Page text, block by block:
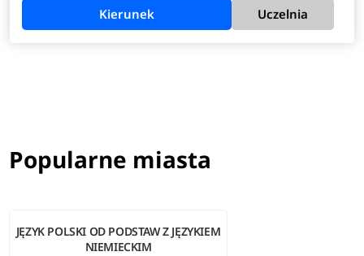
Kierunek Uczelnia
Popularne miasta
JĘZYK POLSKI OD PODSTAW Z JĘZYKIEM
NIEMIECKIM